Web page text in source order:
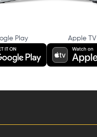
Play Apple TV